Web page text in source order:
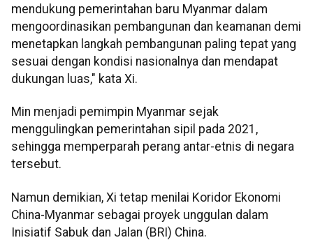
mendukung pemerintahan baru Myanmar dalam
mengoordinasikan pembangunan dan keamanan demi
menetapkan langkah pembangunan paling tepat yang
sesuai dengan kondisi nasionalnya dan mendapat
dukungan luas," kata Xi.
Min menjadi pemimpin Myanmar sejak
menggulingkan pemerintahan sipil pada 2021,
sehingga memperparah perang antar-etnis di negara
tersebut.
Namun demikian, Xi tetap menilai Koridor Ekonomi
China-Myanmar sebagai proyek unggulan dalam
Inisiatif Sabuk dan Jalan (BRI) China.